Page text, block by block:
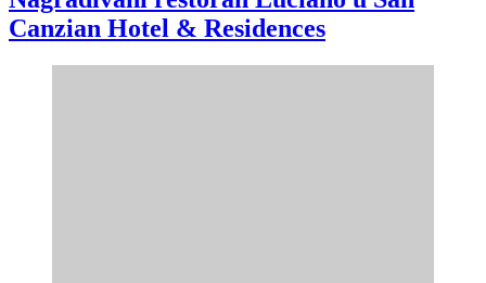
Canzian Hotel & Residences